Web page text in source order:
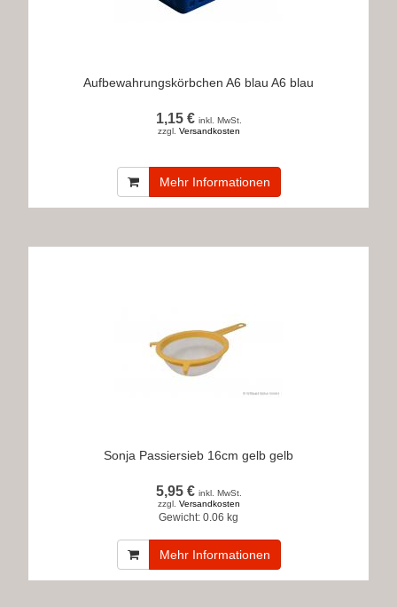
Aufbewahrungskörbchen A6 blau A6 blau
1,15 € inkl. MwSt.
zzgl. Versandkosten
Mehr Informationen
Sonja Passiersieb 16cm gelb gelb
5,95 € inkl. MwSt.
zzgl. Versandkosten
Gewicht: 0.06 kg
Mehr Informationen